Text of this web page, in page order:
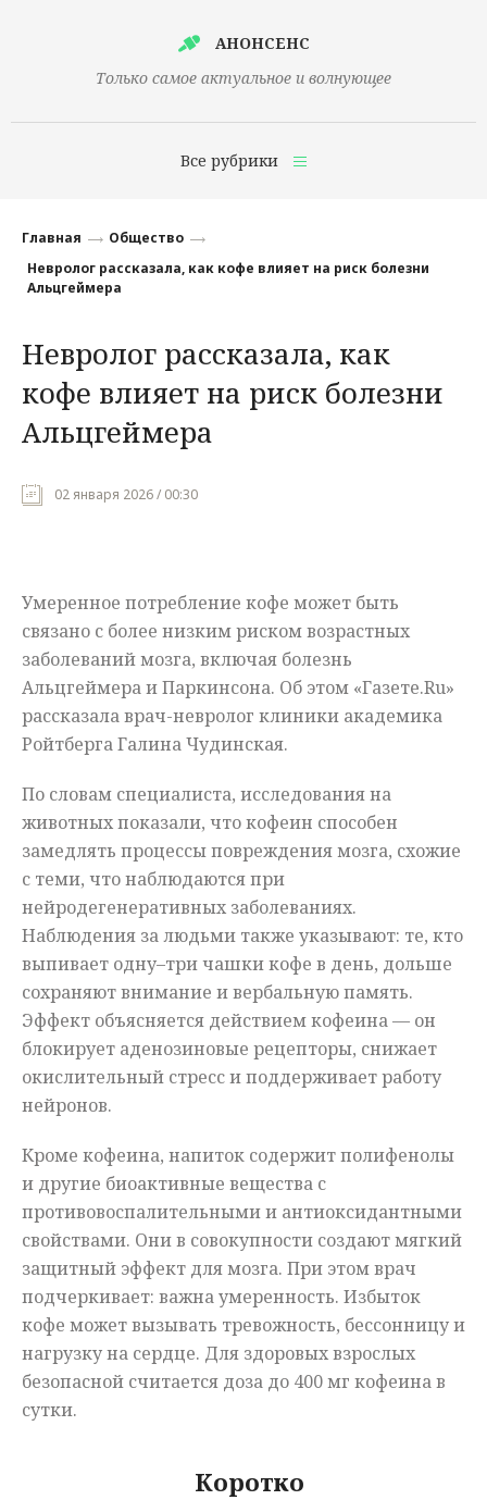
АНОНСЕНС
Только самое актуальное и волнующее
Все рубрики
Финансы
Наука
Культура
Общество
Главная
Общество
Невролог рассказала, как кофе влияет на риск болезни
Альцгеймера
Невролог рассказала, как
кофе влияет на риск болезни
Альцгеймера
02 января 2026 / 00:30
Умеренное потребление кофе может быть
связано с более низким риском возрастных
заболеваний мозга, включая болезнь
Альцгеймера и Паркинсона. Об этом «Газете.Ru»
рассказала врач-невролог клиники академика
Ройтберга Галина Чудинская.
По словам специалиста, исследования на
животных показали, что кофеин способен
замедлять процессы повреждения мозга, схожие
с теми, что наблюдаются при
нейродегенеративных заболеваниях.
Наблюдения за людьми также указывают: те, кто
выпивает одну–три чашки кофе в день, дольше
сохраняют внимание и вербальную память.
Эффект объясняется действием кофеина — он
блокирует аденозиновые рецепторы, снижает
окислительный стресс и поддерживает работу
нейронов.
Кроме кофеина, напиток содержит полифенолы
и другие биоактивные вещества с
противовоспалительными и антиоксидантными
свойствами. Они в совокупности создают мягкий
защитный эффект для мозга. При этом врач
подчеркивает: важна умеренность. Избыток
кофе может вызывать тревожность, бессонницу и
нагрузку на сердце. Для здоровых взрослых
безопасной считается доза до 400 мг кофеина в
сутки.
Коротко